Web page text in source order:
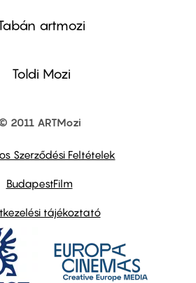
artmozi
Toldi Mozi
2011 ARTMozi
Szerződési Feltételek
BudapestFilm
tájékoztató